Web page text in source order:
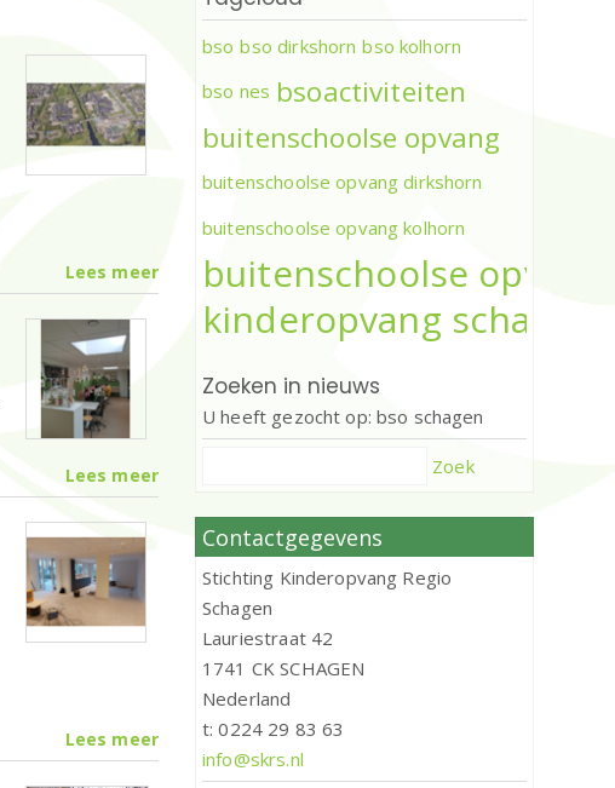
Lees meer
Lees meer
Lees meer
bso bso dirkshorn bso kolhorn
bso nes bsoactiviteiten
buitenschoolse opvang
buitenschoolse opvang dirkshorn
buitenschoolse opvang kolhorn
buitenschoolse opvang
kinderopvang schagen
Zoeken in nieuws
U heeft gezocht op: bso schagen
Zoek
Contactgegevens
Stichting Kinderopvang Regio
Schagen
Lauriestraat 42
1741 CK SCHAGEN
Nederland
t: 0224 29 83 63
info@skrs.nl